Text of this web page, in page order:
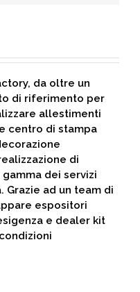
da oltre un
di riferimento per
allestimenti
centro di stampa
di
dei servizi
Grazie ad un team di
espositori
e dealer kit